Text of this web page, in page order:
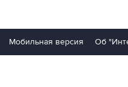
Мобильная версия Об